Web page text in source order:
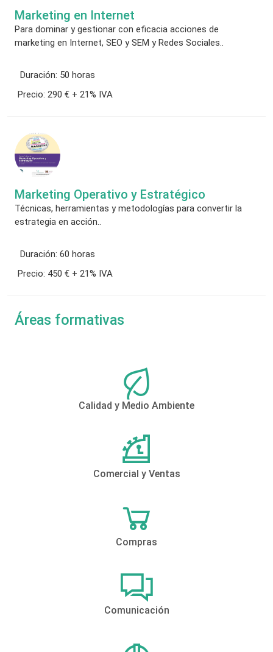
Marketing en Internet
Para dominar y gestionar con eficacia acciones de
marketing en Internet, SEO y SEM y Redes Sociales..
Duración: 50 horas
Precio: 290 € + 21% IVA
Marketing Operativo y Estratégico
Técnicas, herramientas y metodologías para convertir la
estrategia en acción..
Duración: 60 horas
Precio: 450 € + 21% IVA
Áreas formativas
Calidad y Medio Ambiente
Comercial y Ventas
Compras
Comunicación